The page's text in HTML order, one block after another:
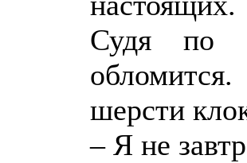
Судя по
шерсти
– Я не